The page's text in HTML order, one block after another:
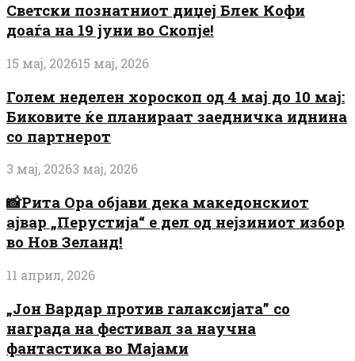
Светски познатниот диџеј Блек Кофи
доаѓа на 19 јуни во Скопје!
15 мај, 202615 мај, 2026
Голем неделен хороскоп од 4 мај до 10 мај:
Биковите ќе планираат заедничка иднина
со партнерот
3 мај, 20263 мај, 2026
📸Рита Ора објави дека македонскиот
ајвар „Перустија“ е дел од нејзиниот избор
во Нов Зеланд!
11 април, 2026
„Јон Вардар против галаксијата” со
награда на фестивал за научна
фантастика во Мајами